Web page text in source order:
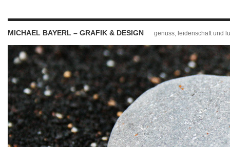
MICHAEL BAYERL – GRAFIK & DESIGN genuss, leidenschaft und